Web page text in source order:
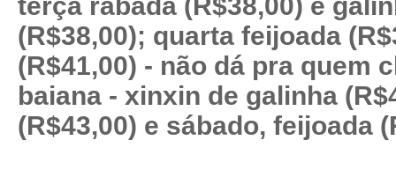
(R$38,00); quarta feijoada
(R$41,00) - não dá pra quem
baiana - xinxin de galinha
(R$43,00) e sábado, feijoada